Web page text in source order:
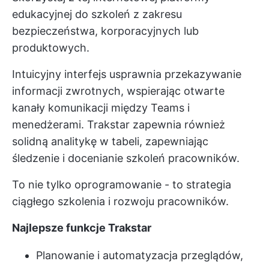
edukacyjnej do szkoleń z zakresu
bezpieczeństwa, korporacyjnych lub
produktowych.
Intuicyjny interfejs usprawnia przekazywanie
informacji zwrotnych, wspierając otwarte
kanały komunikacji między Teams i
menedżerami. Trakstar zapewnia również
solidną analitykę w tabeli, zapewniając
śledzenie i docenianie szkoleń pracowników.
To nie tylko oprogramowanie - to strategia
ciągłego szkolenia i rozwoju pracowników.
Najlepsze funkcje Trakstar
Planowanie i automatyzacja przeglądów,